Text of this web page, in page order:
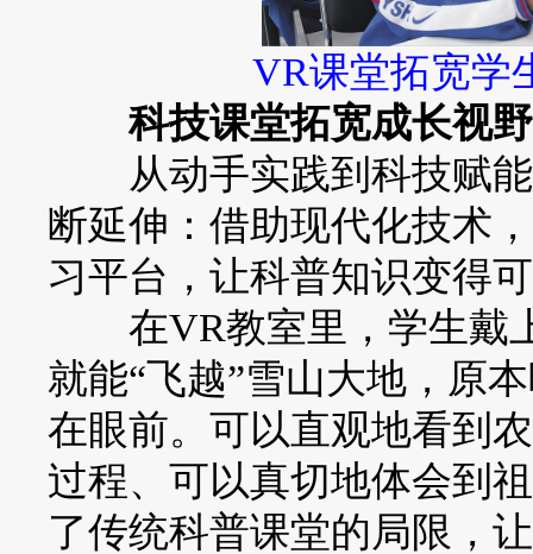
VR课堂拓宽学
科技课堂拓宽成长视野
从动手实践到科技赋能
断延伸：借助现代化技术
习平台，让科普知识变得
在VR教室里，学生戴上
就能“飞越”雪山大地，原
在眼前。可以直观地看到
过程、可以真切地体会到
了传统科普课堂的局限，